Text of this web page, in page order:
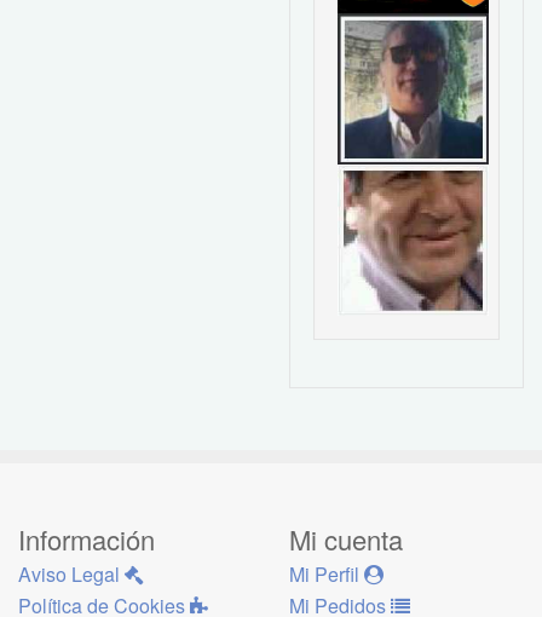
Información
Aviso Legal
Política de Cookies
Mi cuenta
Mi Perfil
Mi Pedidos